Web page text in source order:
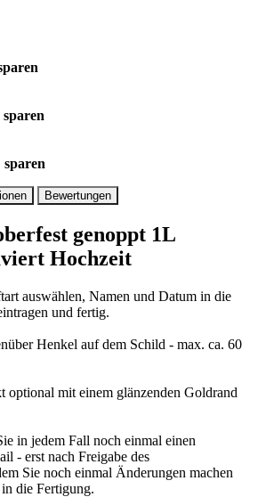
sparen
Bewertungen
genoppt 1L
Hochzeit
auswählen, Namen und Datum in die
und fertig.
Henkel auf dem Schild - max. ca. 60
optional mit einem glänzenden Goldrand
in jedem Fall noch einmal einen
- erst nach Freigabe des
Sie noch einmal Änderungen machen
die Fertigung.